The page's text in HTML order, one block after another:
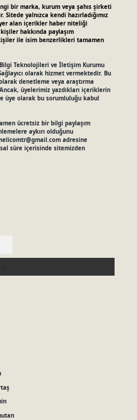
bir marka, kurum veya şahıs şirketi
yalnızca kendi hazırladığımız
alan içerikler haber niteliği
hakkında paylaşım
ile isim benzerlikleri tamamen
Bilgi Teknolojileri ve İletişim Kurumu
olarak hizmet vermektedir. Bu
denetleme veya araştırma
üyelerimiz yazdıkları içeriklerin
üye olarak bu sorumluluğu kabul
ücretsiz bir bilgi paylaşım
aykırı olduğunu
adresine
süre içerisinde sitemizden